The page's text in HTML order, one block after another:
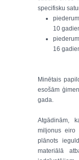
specifisku
10
16
Minētais
esošām
gada.
Atgādinām,
miljonus eiro
plānots
materiālā